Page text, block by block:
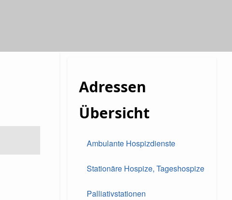
Adressen
Übersicht
Ambulante Hospizdienste
Stationäre Hospize, Tageshospize
Palliativstationen